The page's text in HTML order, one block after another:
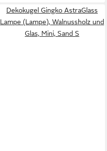
Dekokugel Gingko AstraGlass
Lampe (Lampe), Walnussholz und
Glas, Mini, Sand S